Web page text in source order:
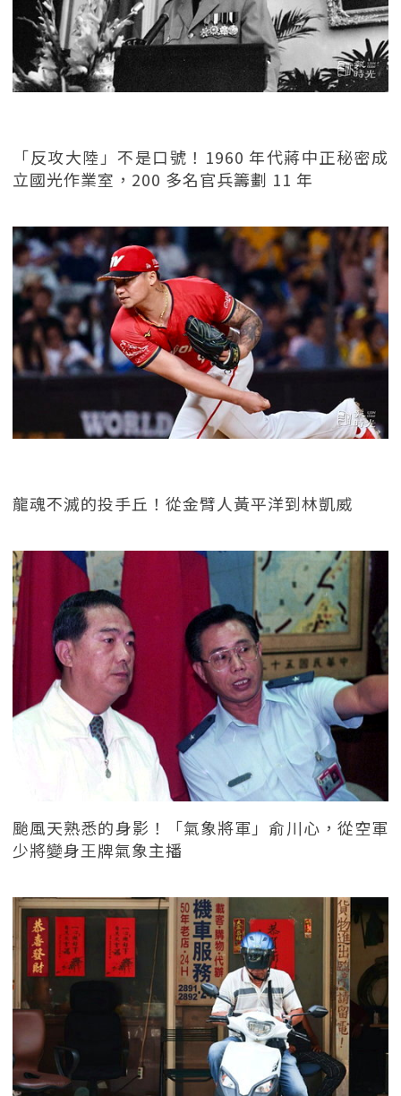
「反攻大陸」不是口號！1960 年代蔣中正秘密成
立國光作業室，200 多名官兵籌劃 11 年
龍魂不滅的投手丘！從金臂人黃平洋到林凱威
颱風天熟悉的身影！「氣象將軍」俞川心，從空軍
少將變身王牌氣象主播